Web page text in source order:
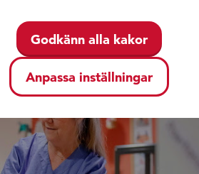
Kalmar län
Godkänn alla kakor
Anpassa inställningar